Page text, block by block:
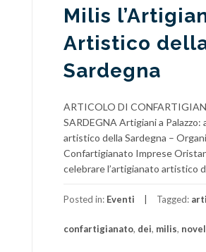
Milis
Artistico
Sardegna
ARTICOLO DI
SARDEGNA Artigiani a Palazzo:
artistico della Sardegna –
Confartigianato Imprese
celebrare l’artigianato artistico
Posted in: Eventi Tagged:
confartigianato, dei, milis,